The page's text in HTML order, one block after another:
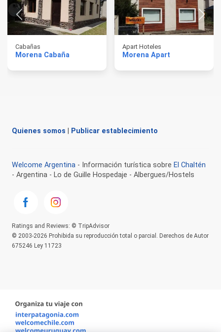
Cabañas
Morena Cabaña
Apart Hoteles
Morena Apart
Quienes somos Publicar establecimiento
Welcome Argentina - Información turística sobre El Chaltén
- Argentina - Lo de Guille Hospedaje - Albergues/Hostels
Ratings and Reviews: © TripAdvisor
© 2003-2026 Prohibida su reproducción total o parcial. Derechos de Autor
675246 Ley 11723